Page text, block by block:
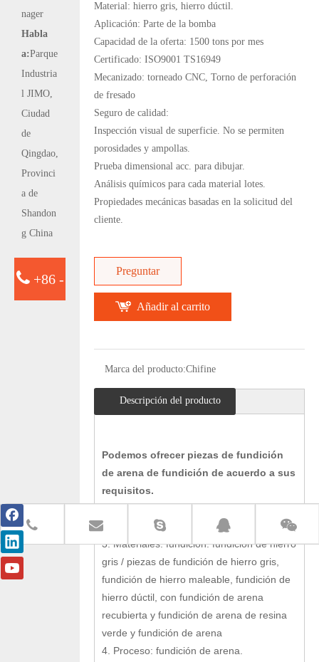
nager
Habla
a:Parque
Industria
l JIMO,
Ciudad
de
Qingdao,
Provinci
a de
Shandon
g China
+86 -
Material: hierro gris, hierro dúctil.
Aplicación: Parte de la bomba
Capacidad de la oferta: 1500 tons por mes
Certificado: ISO9001 TS16949
Mecanizado: torneado CNC, Torno de perforación
de fresado
Seguro de calidad:
Inspección visual de superficie. No se permiten
porosidades y ampollas.
Prueba dimensional acc. para dibujar.
Análisis químicos para cada material lotes.
Propiedades mecánicas basadas en la solicitud del
cliente.
Preguntar
Añadir al carrito
Marca del producto:Chifine
Descripción del producto
Podemos ofrecer piezas de fundición
de arena de fundición de acuerdo a sus
requisitos.
2. Servicio OEM disponible
3. Materiales: fundición: fundición de hierro
gris / piezas de fundición de hierro gris,
fundición de hierro maleable, fundición de
hierro dúctil, con fundición de arena
recubierta y fundición de arena de resina
verde y fundición de arena
4. Proceso: fundición de arena.